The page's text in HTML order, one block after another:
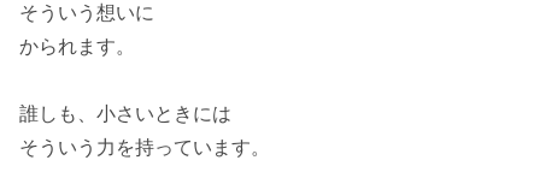
そういう想いに
かられます。
誰しも、小さいときには
そういう力を持っています。